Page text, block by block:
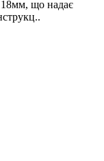
що надає